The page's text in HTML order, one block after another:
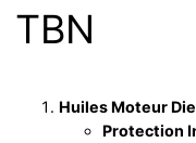
TBN
Huiles Moteur
Protection